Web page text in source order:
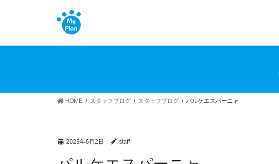
HOME スタッフブログ スタッフブログ パルケエスパーニャ
2023年6月2日 staff